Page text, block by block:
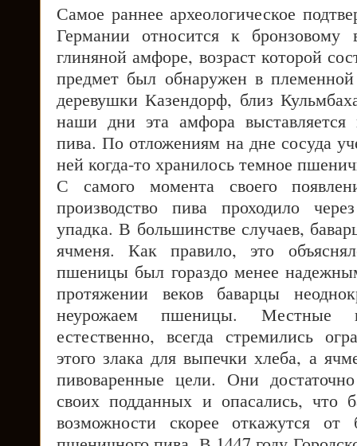
Самое раннее археологическое
Германии относится к
глиняной амфоре, возраст которой
предмет был обнаружен в
деревушки Казендорф, близ
наши дни эта амфора выставляется
пива. По отложениям на дне сосуда
ней когда-то хранилось темное
С самого момента своего
производство пива проходило
упадка. В большинстве случаев,
ячменя. Как правило, это
пшеницы был гораздо менее
протяжении веков баварцы
неурожаем пшеницы. Местные
естественно, всегда стремились
этого злака для выпечки хлеба, а
пивоваренные цели. Они
своих подданных и опасались, что
возможности скорее откажутся